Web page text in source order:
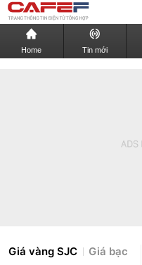
Home Tin mới
Giá vàng SJC Giá bạc